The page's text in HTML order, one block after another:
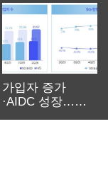
가입자 증가
·AIDC 성장…